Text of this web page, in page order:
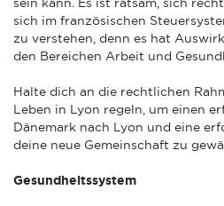
sich im französischen
zu verstehen, denn es hat
den Bereichen Arbeit und
Halte dich an die rechtlichen
Leben in Lyon regeln, um einen
Dänemark nach Lyon und eine
deine neue Gemeinschaft zu
Gesundheitssystem